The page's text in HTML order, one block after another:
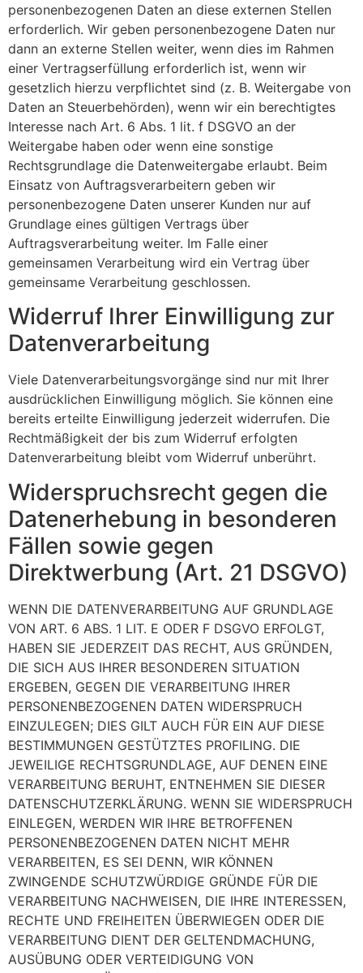
personenbezogenen Daten an diese externen Stellen
erforderlich. Wir geben personenbezogene Daten nur
dann an externe Stellen weiter, wenn dies im Rahmen
einer Vertragserfüllung erforderlich ist, wenn wir
gesetzlich hierzu verpflichtet sind (z. B. Weitergabe von
Daten an Steuerbehörden), wenn wir ein berechtigtes
Interesse nach Art. 6 Abs. 1 lit. f DSGVO an der
Weitergabe haben oder wenn eine sonstige
Rechtsgrundlage die Datenweitergabe erlaubt. Beim
Einsatz von Auftragsverarbeitern geben wir
personenbezogene Daten unserer Kunden nur auf
Grundlage eines gültigen Vertrags über
Auftragsverarbeitung weiter. Im Falle einer
gemeinsamen Verarbeitung wird ein Vertrag über
gemeinsame Verarbeitung geschlossen.
Widerruf Ihrer Einwilligung zur
Datenverarbeitung
Viele Datenverarbeitungsvorgänge sind nur mit Ihrer
ausdrücklichen Einwilligung möglich. Sie können eine
bereits erteilte Einwilligung jederzeit widerrufen. Die
Rechtmäßigkeit der bis zum Widerruf erfolgten
Datenverarbeitung bleibt vom Widerruf unberührt.
Widerspruchsrecht gegen die
Datenerhebung in besonderen
Fällen sowie gegen
Direktwerbung (Art. 21 DSGVO)
WENN DIE DATENVERARBEITUNG AUF GRUNDLAGE
VON ART. 6 ABS. 1 LIT. E ODER F DSGVO ERFOLGT,
HABEN SIE JEDERZEIT DAS RECHT, AUS GRÜNDEN,
DIE SICH AUS IHRER BESONDEREN SITUATION
ERGEBEN, GEGEN DIE VERARBEITUNG IHRER
PERSONENBEZOGENEN DATEN WIDERSPRUCH
EINZULEGEN; DIES GILT AUCH FÜR EIN AUF DIESE
BESTIMMUNGEN GESTÜTZTES PROFILING. DIE
JEWEILIGE RECHTSGRUNDLAGE, AUF DENEN EINE
VERARBEITUNG BERUHT, ENTNEHMEN SIE DIESER
DATENSCHUTZERKLÄRUNG. WENN SIE WIDERSPRUCH
EINLEGEN, WERDEN WIR IHRE BETROFFENEN
PERSONENBEZOGENEN DATEN NICHT MEHR
VERARBEITEN, ES SEI DENN, WIR KÖNNEN
ZWINGENDE SCHUTZWÜRDIGE GRÜNDE FÜR DIE
VERARBEITUNG NACHWEISEN, DIE IHRE INTERESSEN,
RECHTE UND FREIHEITEN ÜBERWIEGEN ODER DIE
VERARBEITUNG DIENT DER GELTENDMACHUNG,
AUSÜBUNG ODER VERTEIDIGUNG VON